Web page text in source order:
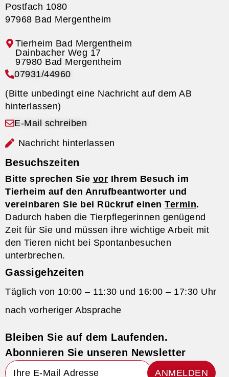
Postfach 1080
97968 Bad Mergentheim
Tierheim Bad Mergentheim
07931/44960
(Bitte unbedingt eine Nachricht auf dem AB
hinterlassen)
E-Mail schreiben
Nachricht hinterlassen
Besuchszeiten
Bitte sprechen Sie vor Ihrem Besuch im
Tierheim auf den Anrufbeantworter und
vereinbaren Sie bei Rückruf einen Termin.
Dadurch haben die Tierpflegerinnen genügend
Zeit für Sie und müssen ihre wichtige Arbeit mit
den Tieren nicht bei Spontanbesuchen
unterbrechen.
Gassigehzeiten
Täglich von 10:00 – 11:30 und 16:00 – 17:30 Uhr
nach vorheriger Absprache
Bleiben Sie auf dem Laufenden.
Abonnieren Sie unseren Newsletter
ANMELDEN